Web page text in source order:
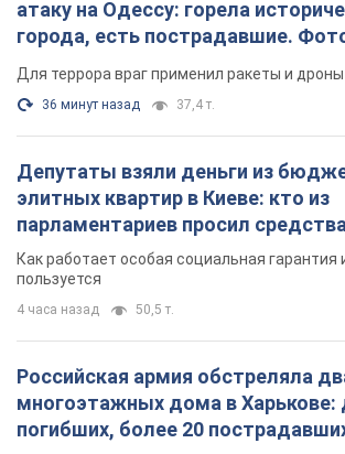
атаку на Одессу: горела
города, есть пострадавшие.
Для террора враг применил ракеты и дроны
36 минут назад 37,4 т.
Депутаты взяли деньги из
элитных квартир в Киеве: кто из
парламентариев просил
поселился
Как работает особая социальная гарантия
пользуется
4 часа назад 50,5 т.
Российская армия обстреляла
многоэтажных дома в Харькове:
погибших, более 20